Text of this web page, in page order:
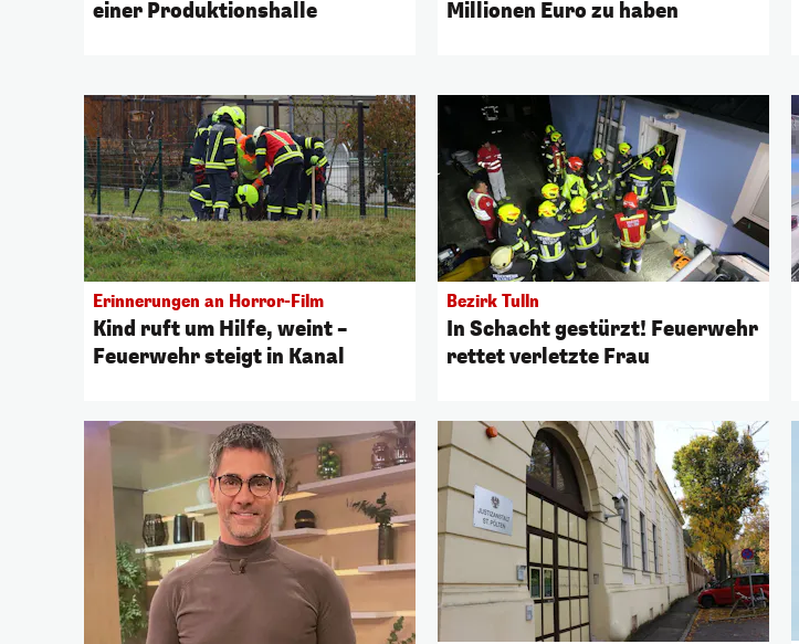
einer Produktionshalle
Millionen Euro zu haben
Erinnerungen an Horror-Film
Kind ruft um Hilfe, weint –
Feuerwehr steigt in Kanal
Bezirk Tulln
In Schacht gestürzt! Feuerwehr
rettet verletzte Frau